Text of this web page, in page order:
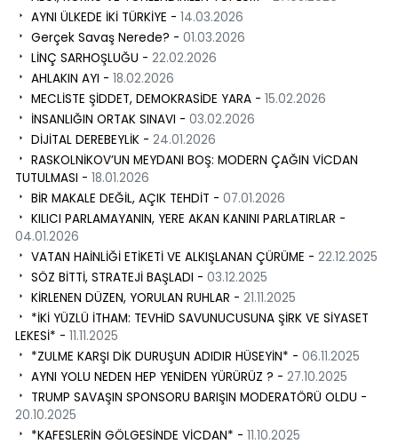
AYNI ÜLKEDE İKİ TÜRKİYE - 14.03.2026
Gerçek Savaş Nerede? - 01.03.2026
LİNÇ SARHOŞLUĞU - 22.02.2026
AHLAKIN AYI - 18.02.2026
MECLİSTE ŞİDDET, DEMOKRASİDE YARA - 15.02.2026
İNSANLIĞIN ORTAK SINAVI - 03.02.2026
DİJİTAL DEREBEYLİK - 24.01.2026
RASKOLNİKOV’UN MEYDANI BOŞ: MODERN ÇAĞIN VİCDAN
TUTULMASI - 18.01.2026
BİR MAKALE DEĞİL, AÇIK TEHDİT - 07.01.2026
KILICI PARLAMAYANIN, YERE AKAN KANINI PARLATIRLAR -
04.01.2026
VATAN HAİNLİĞİ ETİKETİ VE ALKIŞLANAN ÇÜRÜME - 22.12.2025
SÖZ BİTTİ, STRATEJİ BAŞLADI - 03.12.2025
KİRLENEN DÜZEN, YORULAN RUHLAR - 21.11.2025
*İKİ YÜZLÜ İTHAM: TEVHİD SAVUNUCUSUNA ŞİRK VE SİYASET
LEKESİ* - 11.11.2025
*ZULME KARŞI DİK DURUŞUN ADIDIR HÜSEYİN* - 06.11.2025
AYNI YOLU NEDEN HEP YENİDEN YÜRÜRÜZ ? - 27.10.2025
TRUMP SAVAŞIN SPONSORU BARIŞIN MODERATÖRÜ OLDU -
20.10.2025
*KAFESLERİN GÖLGESİNDE VİCDAN* - 11.10.2025